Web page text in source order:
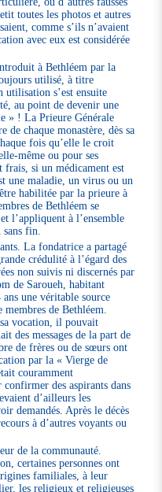
toutes les photos et autres
comme s’ils n’avaient
avec eux est considérée
à Bethléem par la
utilisé, à titre
utilisation s’est ensuite
au point de devenir une
» ! La Prieure Générale
de chaque monastère, dès sa
fois qu’elle le croit
même ou pour ses
frais, si un médicament est
une maladie, un virus ou un
habilitée par la prieure à
de Bethléem se
l’appliquent à l’ensemble
fin.
La fondatrice a partagé
crédulité à l’égard des
non suivis ni discernés par
de Saroueh, habitant
une véritable source
de Bethléem.
vocation, il pouvait
des messages de la part de
de frères ou de sœurs ont
par la « Vierge de
couramment
des aspirants dans
d’ailleurs les
demandés. Après le décès
à d’autres voyants ou
de la communauté.
certaines personnes ont
familiales, à leur
les religieux et religieuses